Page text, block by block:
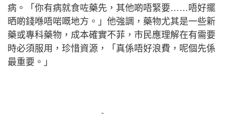
病。「你有病就食咗藥先，其他啲唔緊要……唔好擺
晒啲錢喺唔啱嘅地方。」他強調，藥物尤其是一些新
藥或專科藥物，成本確實不菲，市民應理解在有需要
時必須服用，珍惜資源，「真係唔好浪費，呢個先係
最重要。」